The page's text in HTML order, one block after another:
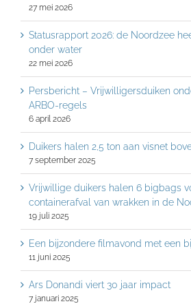
27 mei 2026
Statusrapport 2026: de Noordzee
onder water
22 mei 2026
Persbericht – Vrijwilligersduiken
ARBO-regels
6 april 2026
Duikers halen 2,5 ton aan visnet
7 september 2025
Vrijwillige duikers halen 6 bigbags
containerafval van wrakken in de
19 juli 2025
Een bijzondere filmavond met een
11 juni 2025
Ars Donandi viert 30 jaar impact
7 januari 2025